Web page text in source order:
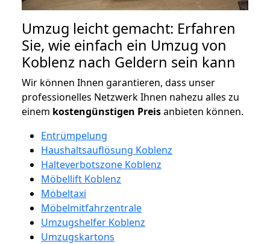
Umzug leicht gemacht: Erfahren
Sie, wie einfach ein Umzug von
Koblenz nach Geldern sein kann
Wir können Ihnen garantieren, dass unser
professionelles Netzwerk Ihnen nahezu alles zu
einem kostengünstigen Preisanbieten können.
Entrümpelung
Haushaltsauflösung Koblenz
Halteverbotszone Koblenz
Möbellift Koblenz
Möbeltaxi
Möbelmitfahrzentrale
Umzugshelfer Koblenz
Umzugskartons